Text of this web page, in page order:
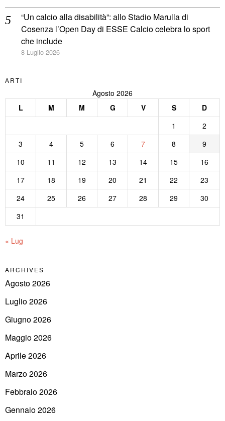
“Un calcio alla disabilità”: allo Stadio Marulla di
Cosenza l’Open Day di ESSE Calcio celebra lo sport
che include
8 Luglio 2026
ARTI
Agosto 2026
L
M M G V S
D
1
2
3
4 5 6 7 8
9
10
11 12 13 14 15
16
17
18 19 20 21 22
23
24
25 26 27 28 29
30
31
« Lug
ARCHIVES
Agosto 2026
Luglio 2026
Giugno 2026
Maggio 2026
Aprile 2026
Marzo 2026
Febbraio 2026
Gennaio 2026